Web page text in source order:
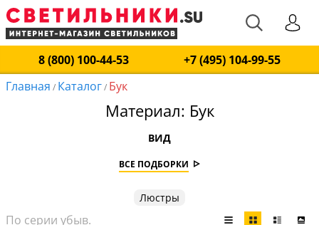
8 (800) 100-44-53
+7 (495) 104-99-55
Главная / Каталог/ Бук
Материал: Бук
ВИД
ВСЕ ПОДБОРКИ
Люстры